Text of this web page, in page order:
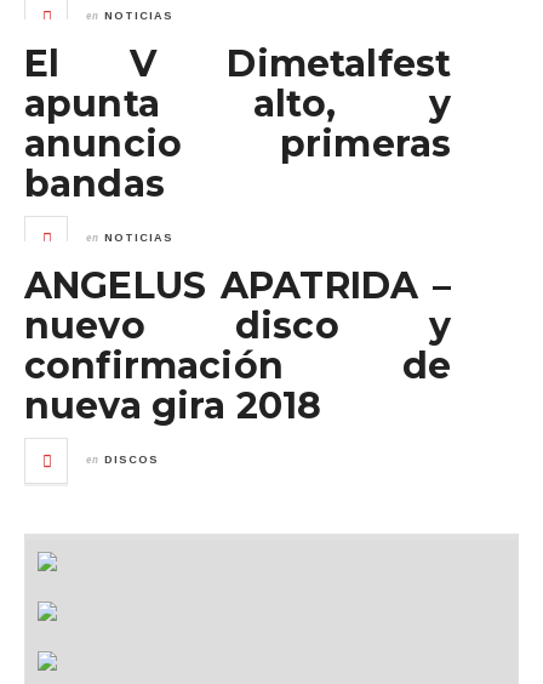
en NOTICIAS
El V Dimetalfest
apunta alto, y
anuncio primeras
bandas
en NOTICIAS
ANGELUS APATRIDA –
nuevo disco y
confirmación de
nueva gira 2018
en DISCOS